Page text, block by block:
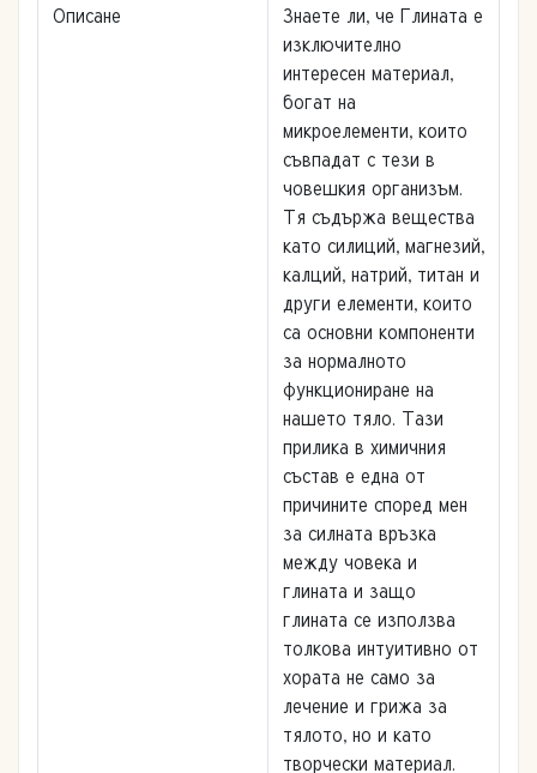
Описане
Знаете ли, че Глината е
изключително
интересен материал,
богат на
микроелементи, които
съвпадат с тези в
човешкия организъм.
Тя съдържа вещества
като силиций, магнезий,
калций, натрий, титан и
други елементи, които
са основни компоненти
за нормалното
функциониране на
нашето тяло. Тази
прилика в химичния
състав е една от
причините според мен
за силната връзка
между човека и
глината и защо
глината се използва
толкова интуитивно от
хората не само за
лечение и грижа за
тялото, но и като
творчески материал.